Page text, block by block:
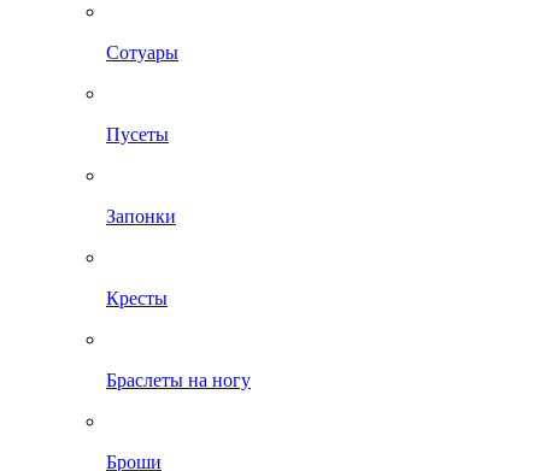
Сотуары
Пусеты
Запонки
Кресты
Браслеты на ногу
Броши